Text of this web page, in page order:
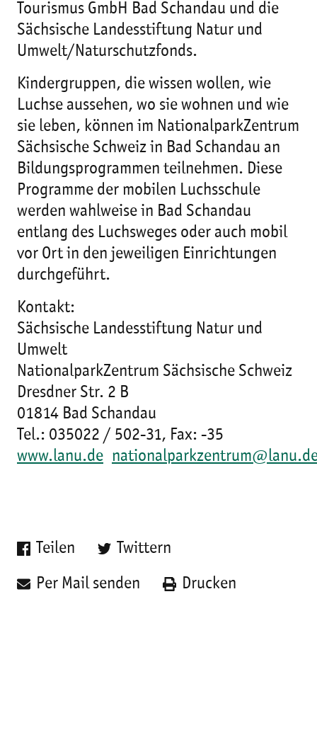
Tourismus GmbH Bad Schandau und die
Sächsische Landesstiftung Natur und
Umwelt/Naturschutzfonds.
Kindergruppen, die wissen wollen, wie
Luchse aussehen, wo sie wohnen und wie
sie leben, können im NationalparkZentrum
Sächsische Schweiz in Bad Schandau an
Bildungsprogrammen teilnehmen. Diese
Programme der mobilen Luchsschule
werden wahlweise in Bad Schandau
entlang des Luchsweges oder auch mobil
vor Ort in den jeweiligen Einrichtungen
durchgeführt.
Kontakt:
Sächsische Landesstiftung Natur und
Umwelt
NationalparkZentrum Sächsische Schweiz
Dresdner Str. 2 B
01814 Bad Schandau
Tel.: 035022 / 502-31, Fax: -35
www.lanu.de
Teilen Twittern
Per Mail senden Drucken